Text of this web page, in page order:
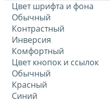
Цвет шрифта и фона
Обычный
Контрастный
Инверсия
Комфортный
Цвет кнопок и ссылок
Обычный
Красный
Синий